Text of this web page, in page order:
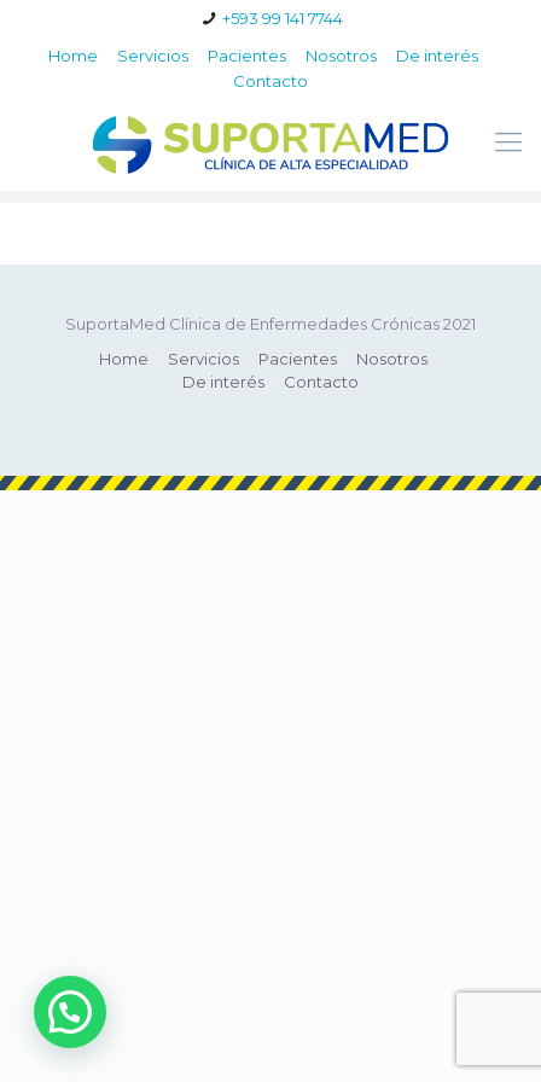
+593 99 141 7744
Home
Servicios Pacientes Nosotros
De interés
Contacto
SuportaMed Clínica de Enfermedades Crónicas 2021
Home
Servicios Pacientes
Nosotros
De interés
Contacto